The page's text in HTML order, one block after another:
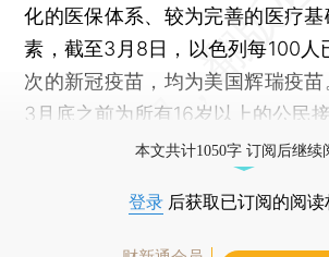
化的医保体系、较为完善的医疗
素，截至3月8日，以色列每100人
次的新冠疫苗，均为美国辉瑞疫
3月底之前为所有16岁以上的公民接
本文共计1050字 订阅后继续
登录 后获取已订阅的阅读